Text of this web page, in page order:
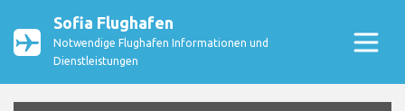
Sofia Flughafen
Notwendige Flughafen Informationen und
Dienstleistungen